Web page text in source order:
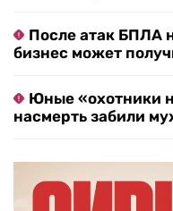
После атак БПЛА
бизнес может
Юные «охотники
насмерть забили